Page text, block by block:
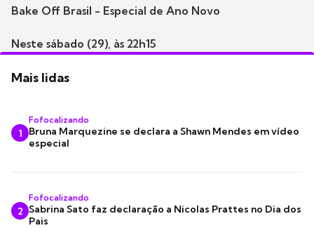
Bake Off Brasil - Especial de Ano Novo
Neste sábado (29), às 22h15
Mais lidas
1
Fofocalizando
Bruna Marquezine se declara a Shawn Mendes em vídeo
especial
2
Fofocalizando
Sabrina Sato faz declaração a Nicolas Prattes no Dia dos
Pais